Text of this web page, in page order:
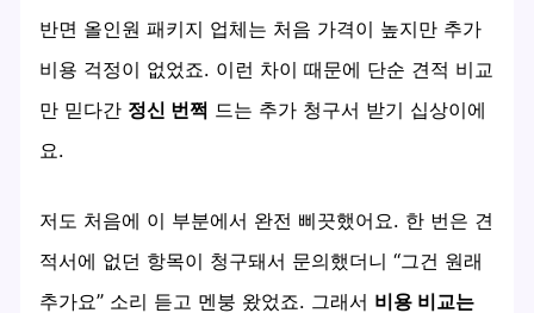
반면 올인원 패키지 업체는 처음 가격이 높지만 추가
비용 걱정이 없었죠. 이런 차이 때문에 단순 견적 비교
만 믿다간 정신 번쩍 드는 추가 청구서 받기 십상이에
요.
저도 처음에 이 부분에서 완전 삐끗했어요. 한 번은 견
적서에 없던 항목이 청구돼서 문의했더니 “그건 원래
추가요” 소리 듣고 멘붕 왔었죠. 그래서 비용 비교는